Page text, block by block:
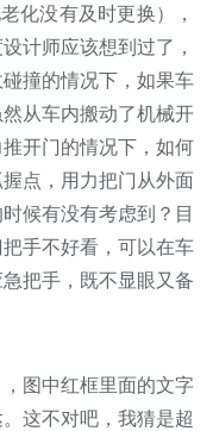
化没有及时更换），
计师应该想到过了，
撞的情况下，如果车
从车内搬动了机械开
开门的情况下，如何
点，用力把门从外面
候有没有考虑到？目
手不好看，可以在车
把手，既不显眼又备
图中红框里面的文字
这不对吧，我猜是超